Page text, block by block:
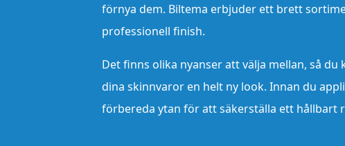
förnya dem. Biltema erbjuder ett brett
professionell finish.
Det finns olika nyanser att välja mellan, så
dina skinnvaror en helt ny look. Innan du
förbereda ytan för att säkerställa ett hållbart